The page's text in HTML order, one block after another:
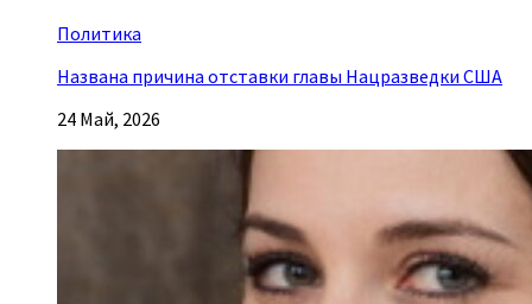
Политика
Названа причина отставки главы Нацразведки США
24 Май, 2026